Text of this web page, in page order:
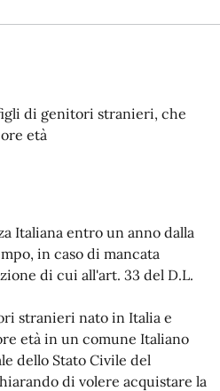
di genitori stranieri, che
età
Italiana entro un anno dalla
in caso di mancata
di cui all'art. 33 del D.L.
stranieri nato in Italia e
età in un comune Italiano
dello Stato Civile del
di volere acquistare la